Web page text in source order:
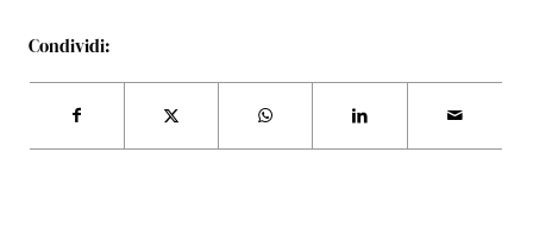
Condividi: